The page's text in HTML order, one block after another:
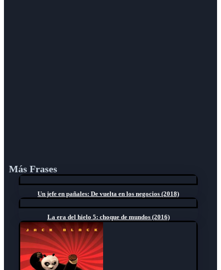
Más Frases
Un jefe en pañales: De vuelta en los negocios (2018)
La era del hielo 5: choque de mundos (2016)